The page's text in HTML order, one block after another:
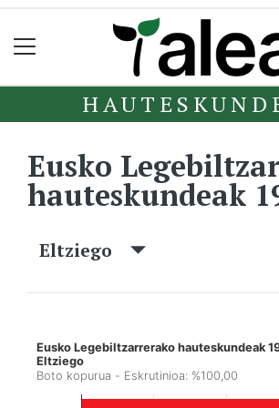
Eusko
hauteskundeak
Eltziego
Eusko Legebiltzarrerako hauteskundeak
Eltziego
Boto kopurua - Eskrutinioa: %100,00